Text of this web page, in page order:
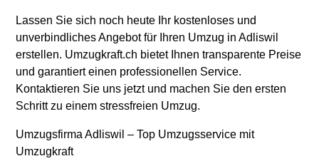
Lassen Sie sich noch heute Ihr kostenloses und
unverbindliches Angebot für Ihren Umzug in Adliswil
erstellen. Umzugkraft.ch bietet Ihnen transparente Preise
und garantiert einen professionellen Service.
Kontaktieren Sie uns jetzt und machen Sie den ersten
Schritt zu einem stressfreien Umzug.
Umzugsfirma Adliswil – Top Umzugsservice mit
Umzugkraft